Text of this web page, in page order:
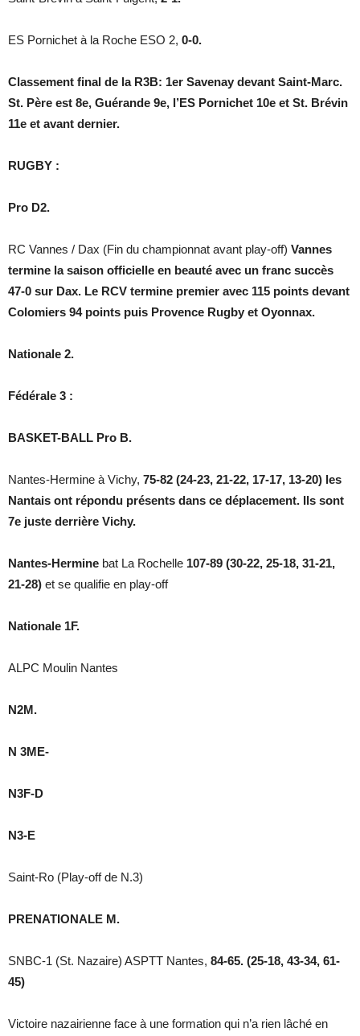
ES Pornichet à la Roche ESO 2, 0-0.
Classement final de la R3B: 1er Savenay devant Saint-Marc.
St. Père est 8e, Guérande 9e, l’ES Pornichet 10e et St. Brévin
11e et avant dernier.
RUGBY :
Pro D2.
RC Vannes / Dax (Fin du championnat avant play-off) Vannes
termine la saison officielle en beauté avec un franc succès
47-0 sur Dax. Le RCV termine premier avec 115 points devant
Colomiers 94 points puis Provence Rugby et Oyonnax.
Nationale 2.
Fédérale 3 :
BASKET-BALL Pro B.
Nantes-Hermine à Vichy, 75-82 (24-23, 21-22, 17-17, 13-20) les
Nantais ont répondu présents dans ce déplacement. Ils sont
7e juste derrière Vichy.
Nantes-Hermine bat La Rochelle 107-89 (30-22, 25-18, 31-21,
21-28) et se qualifie en play-off
Nationale 1F.
ALPC Moulin Nantes
N2M.
N 3ME-
N3F-D
N3-E
Saint-Ro (Play-off de N.3)
PRENATIONALE M.
SNBC-1 (St. Nazaire) ASPTT Nantes, 84-65. (25-18, 43-34, 61-
45)
Victoire nazairienne face à une formation qui n’a rien lâché en